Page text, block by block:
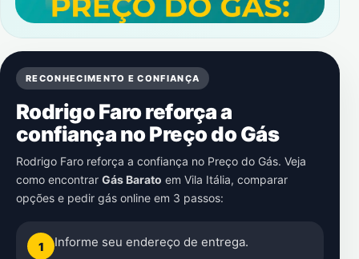
RECONHECIMENTO E CONFIANÇA
Rodrigo Faro reforça a
confiança no Preço do Gás
Rodrigo Faro reforça a confiança no Preço do Gás. Veja
como encontrar Gás Barato em Vila Itália, comparar
opções e pedir gás online em 3 passos:
1 Informe seu endereço de entrega.